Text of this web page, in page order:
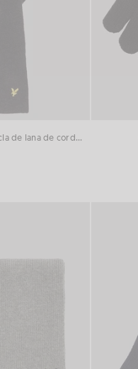
Bufanda de punto elástico en mezcla de lana de cordero